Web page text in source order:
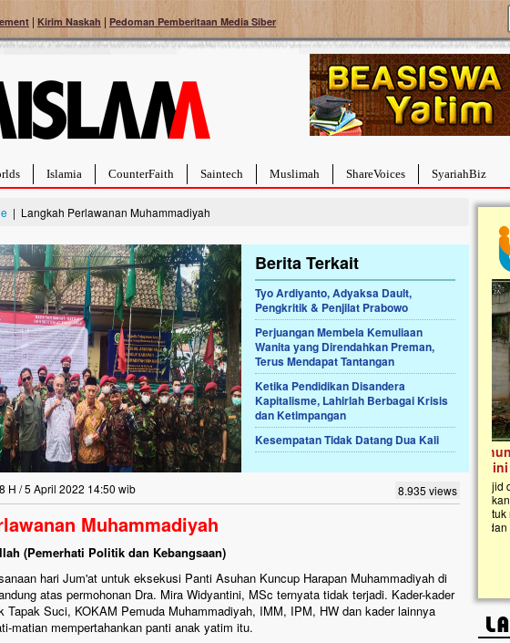
| Kirim Naskah | Pedoman Pemberitaan Media Siber
Islamia CounterFaith Saintech Muslimah ShareVoices SyariahBiz
| Langkah Perlawanan Muhammadiyah
Berita Terkait
Tyo Ardiyanto, Adyaksa Dault,
Pengkritik & Penjilat Prabowo
Perjuangan Membela Kemuliaan
Wanita yang Direndahkan Preman,
Terus Mendapat Tantangan
Ketika Pendidikan Disandera
Kapitalisme, Lahirlah Berbagai Krisis
dan Ketimpangan
Kesempatan Tidak Datang Dua Kali
H / 5 April 2022 14:50 wib 8.935 views
Muhammadiyah
(Pemerhati Politik dan Kebangsaan)
hari Jum'at untuk eksekusi Panti Asuhan Kuncup Harapan Muhammadiyah di
atas permohonan Dra. Mira Widyantini, MSc ternyata tidak terjadi. Kader-kader
Tapak Suci, KOKAM Pemuda Muhammadiyah, IMM, IPM, HW dan kader lainnya
matian mempertahankan panti anak yatim itu.
Bantu Naura, Balita Hebat Sembuh Dari
Tumor Pembuluh Darah
Hidup Naura Salsabila dipenuhi dengan
rintangan yang sangat berat. Meskipun baru
berusia sepuluh bulan, bayi yang imut ini harus
menghadapi penyakit yang dahsyat, yaitu tumor
pembuluh darah berukuran...
Lima Tahun Mangkrak, Masjid di
Nasib masjid di Kampung Cilumbu ini sungguh
mengenaskan. Lima tahun mangkrak, kini nyaris